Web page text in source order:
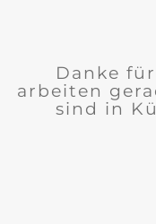
Danke
arbeiten
sind in